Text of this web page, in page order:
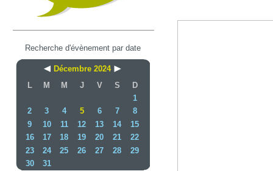
Recherche d'évènement par date
Décembre 2024
L
M M J V S
D
1
2
3 4 5 6 7
8
9
10 11 12 13 14
15
16
17 18 19 20 21
22
23
24 25 26 27 28
29
30
31